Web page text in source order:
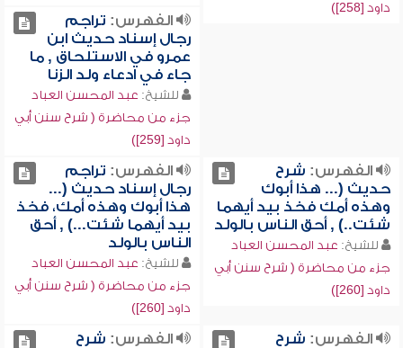
داود [258])
الفهرس: تراجم
رجال إسناد حديث ابن
عمرو في الاستلحاق , ما
جاء في ادعاء ولد الزنا
للشيخ: عبد المحسن العباد
جزء من محاضرة ( شرح سنن أبي
داود [259])
الفهرس: شرح
حديث (... هذا أبوك
وهذه أمك فخذ بيد أيهما
شئت..) , أحق الناس بالولد
للشيخ: عبد المحسن العباد
جزء من محاضرة ( شرح سنن أبي
داود [260])
الفهرس: تراجم
رجال إسناد حديث (...
هذا أبوك وهذه أمك، فخذ
بيد أيهما شئت...) , أحق
الناس بالولد
للشيخ: عبد المحسن العباد
جزء من محاضرة ( شرح سنن أبي
داود [260])
الفهرس: شرح
الفهرس: شرح